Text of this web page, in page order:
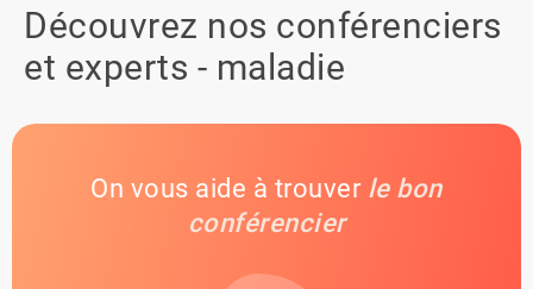
Découvrez nos conférenciers
et experts - maladie
On vous aide à trouver le bon
conférencier